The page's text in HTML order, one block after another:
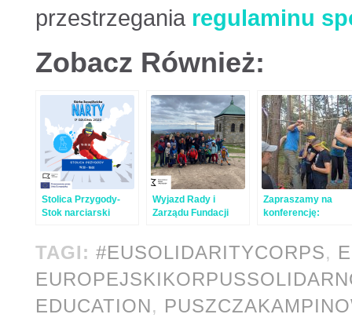
przestrzegania regulaminu
Zobacz Również:
Stolica Przygody-
Stok narciarski
Wyjazd Rady i
Zarządu Fundacji
Zapraszamy na
konferencję:
szkole
TAGI: #EUSOLIDARITYCORPS,
EDUCATION,